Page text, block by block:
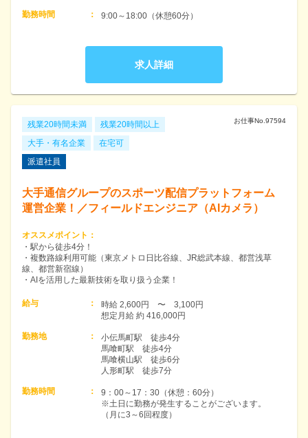
勤務時間 ： 9:00～18:00（休憩60分）
求人詳細
残業20時間未満
残業20時間以上
大手・有名企業
在宅可
お仕事No. 97594
派遣社員
大手通信グループのスポーツ配信プラットフォーム
運営企業！／フィールドエンジニア（AIカメラ）
オススメポイント ：
・駅から徒歩4分！
・複数路線利用可能（東京メトロ日比谷線、JR総武本線、都営浅草
線、都営新宿線）
・AIを活用した最新技術を取り扱う企業！
給与 ：
時給 2,600円　〜　3,100円
想定月給 約 416,000円
勤務地 ：
小伝馬町駅　徒歩4分
馬喰町駅　徒歩4分
馬喰横山駅　徒歩6分
人形町駅　徒歩7分
勤務時間 ：
9：00～17：30（休憩：60分）
※土日に勤務が発生することがございます。
（月に3～6回程度）